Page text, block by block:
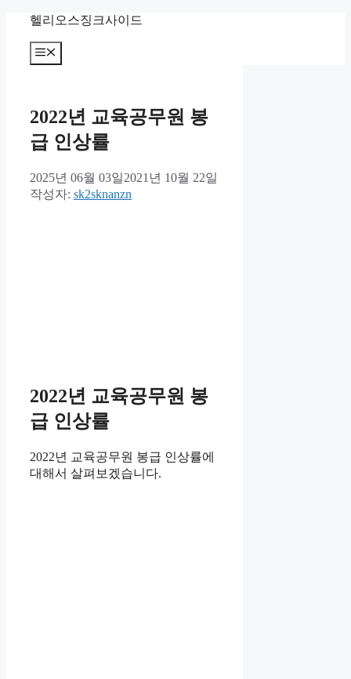
헬리오스징크사이드
메
뉴
2022년 교육공무원 봉
급 인상률
2025년 06월 03일2021년 10월 22일
작성자: sk2sknanzn
2022년 교육공무원 봉
급 인상률
2022년 교육공무원 봉급 인상률에
대해서 살펴보겠습니다.